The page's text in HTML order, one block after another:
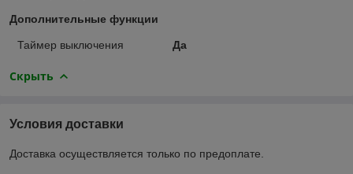
Дополнительные функции
Таймер выключения Да
Скрыть
Условия доставки
Доставка осуществляется только по предоплате.